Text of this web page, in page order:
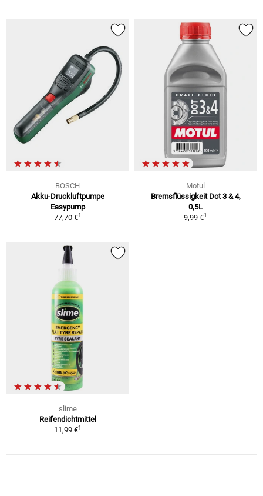
BOSCH
Akku-Druckluftpumpe
Easypump
77,70 €1
Motul
Bremsflüssigkeit Dot 3 & 4,
0,5L
9,99 €1
slime
Reifendichtmittel
11,99 €1